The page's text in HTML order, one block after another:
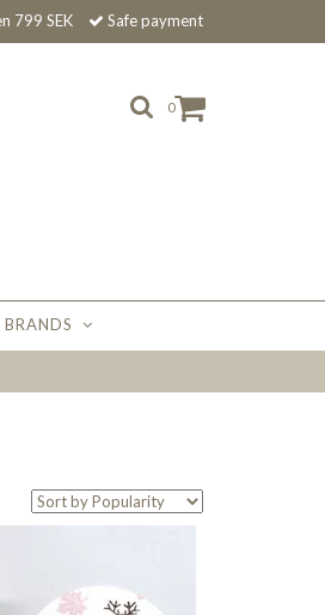
799 SEK Safe payment
0
BRANDS